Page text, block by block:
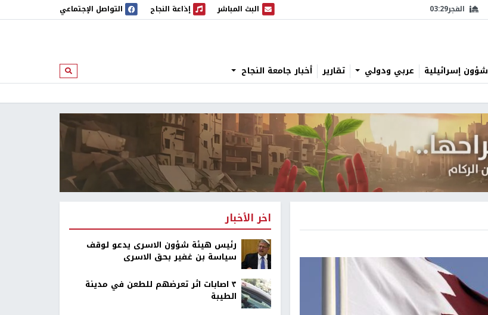
الفجر03:29 البث المباشر
البث المباشر إذاعة النجاح
إذاعة النجاح التواصل الإجتماعي
شؤون إسرائيلية عربي ودولي تقارير أخبار جامعة النجاح ابحث
اخر الأخبار
رئيس هيئة شؤون الاسرى يدعو لوقف
سياسة بن غفير بحق الاسرى
٣ اصابات اثر تعرضهم للطعن في مدينة
الطيبة